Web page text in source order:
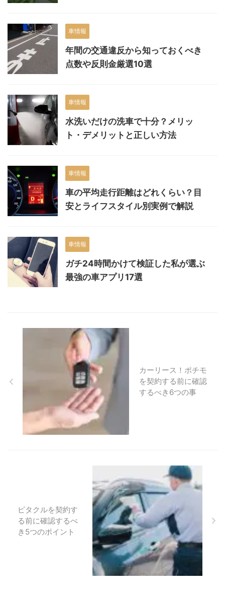
車情報
年間の交通違反から知っておくべき
点数や反則金厳選10選
車情報
水洗いだけの洗車で十分？メリッ
ト・デメリットと正しい方法
車情報
車の平均走行距離はどれくらい？目
安とライフスタイル別実例で解説
車情報
ガチ24時間かけて検証した私が選ぶ
最強の車アプリ17選
カーリース！ポチモ
を契約する前に確認
するべき6つの事
ピタクルを契約す
る前に確認するべ
き5つのポイント